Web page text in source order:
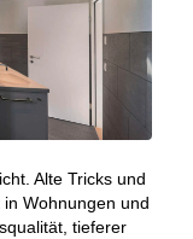
Alte Tricks und
Wohnungen und
tieferer